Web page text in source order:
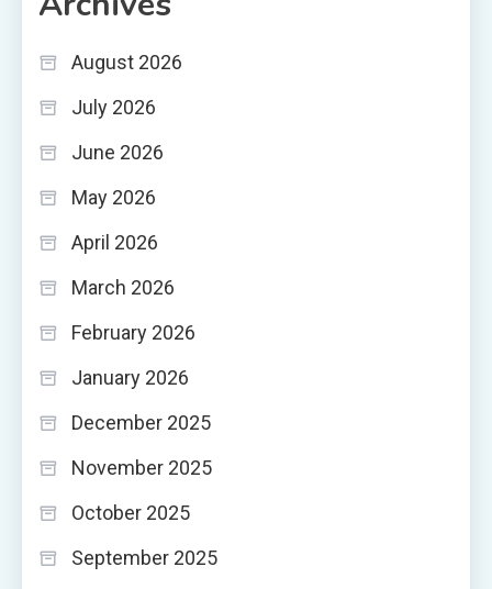
August 2026
July 2026
June 2026
May 2026
April 2026
March 2026
February 2026
January 2026
December 2025
November 2025
October 2025
September 2025